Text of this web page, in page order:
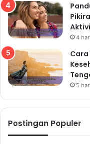
4
5
Postingan Populer